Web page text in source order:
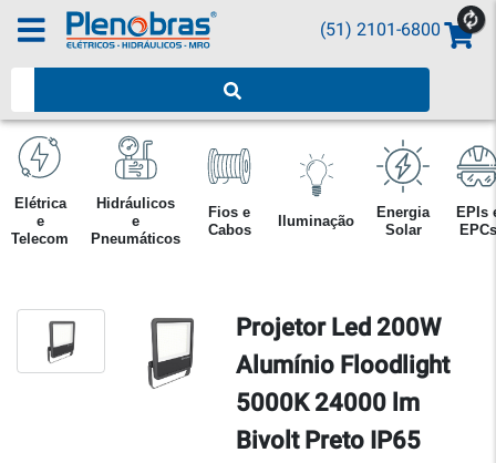
(51) 2101-6800
Elétrica
e
Telecom
Hidráulicos
e
Pneumáticos
Fios e
Cabos
Iluminação
Energia
Solar
EPIs
EPCs
Projetor Led 200W
Alumínio Floodlight
5000K 24000 lm
Bivolt Preto IP65